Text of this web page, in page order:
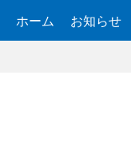
ホーム お知らせ